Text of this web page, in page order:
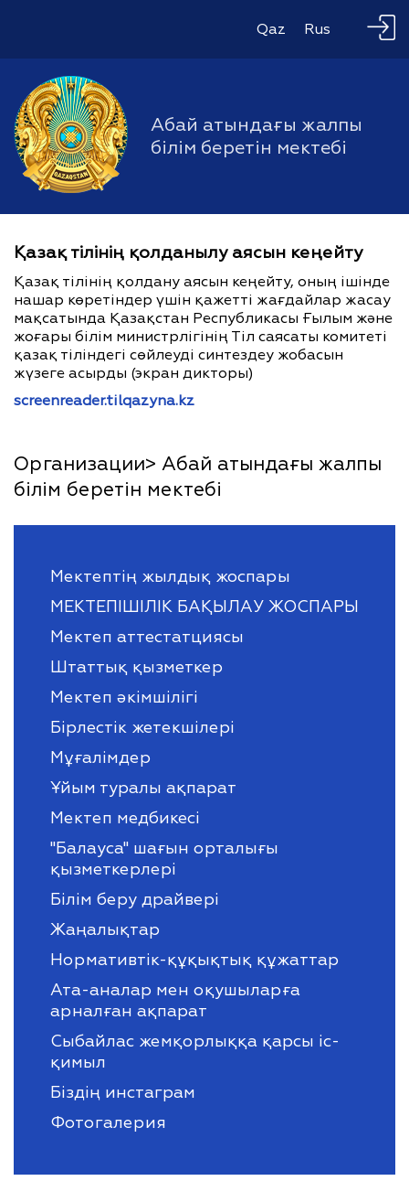
Qaz Rus
Абай атындағы жалпы
білім беретін мектебі
Қазақ тілінің қолданылу аясын кеңейту
Қазақ тілінің қолдану аясын кеңейту, оның ішінде
нашар көретіндер үшін қажетті жағдайлар жасау
мақсатында Қазақстан Республикасы Ғылым және
жоғары білім министрлігінің Тіл саясаты комитеті
қазақ тіліндегі сөйлеуді синтездеу жобасын
жүзеге асырды (экран дикторы)
screenreader.tilqazyna.kz
Организации> Абай атындағы жалпы
білім беретін мектебі
Мектептің жылдық жоспары
МЕКТЕПІШІЛІК БАҚЫЛАУ ЖОСПАРЫ
Мектеп аттестатциясы
Штаттық қызметкер
Мектеп әкімшілігі
Бірлестік жетекшілері
Мұғалімдер
Ұйым туралы ақпарат
Мектеп медбикесі
''Балауса" шағын орталығы
қызметкерлері
Білім беру драйвері
Жаңалықтар
Нормативтік-құқықтық құжаттар
Ата-аналар мен оқушыларға
арналған ақпарат
Сыбайлас жемқорлыққа қарсы іс-
қимыл
Біздің инстаграм
Фотогалерия